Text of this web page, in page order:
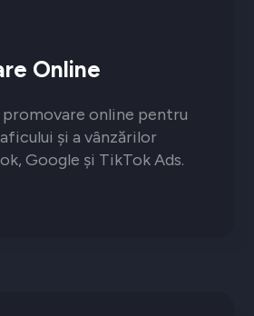
Online
online pentru
și a vânzărilor
Google și TikTok Ads.